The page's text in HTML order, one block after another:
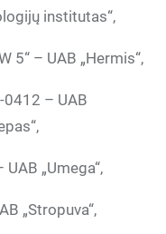
institutas“,
5“ – UAB „Hermis“,
– UAB
„Umega“,
„Stropuva“,